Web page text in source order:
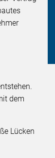
dem
Lücken